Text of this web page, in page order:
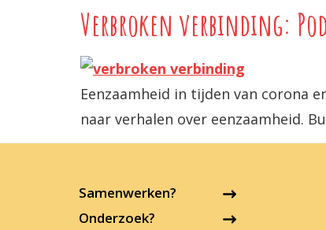
Verbroken verbinding:
Eenzaamheid in tijden van corona
naar verhalen over eenzaamheid.
Samenwerken?
Onderzoek?